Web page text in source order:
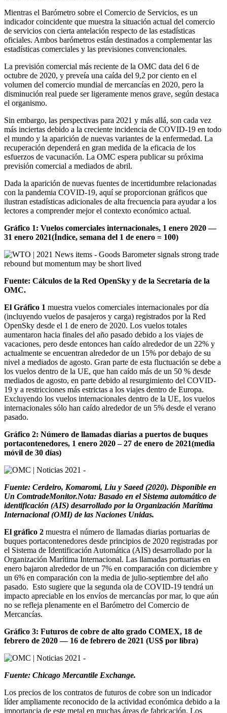
Mientras el Barómetro sobre el Comercio de Servicios, es un
indicador coincidente que muestra la situación actual del comercio
de servicios con cierta antelación respecto de las estadísticas
oficiales. Ambos barómetros están destinados a complementar las
estadísticas comerciales y las previsiones convencionales.
La previsión comercial más reciente de la OMC data del 6 de
octubre de 2020, y preveía una caída del 9,2 por ciento en el
volumen del comercio mundial de mercancías en 2020, pero la
disminución real puede ser ligeramente menos grave, según destaca
el organismo.
Sin embargo, las perspectivas para 2021 y más allá, son cada vez
más inciertas debido a la creciente incidencia de COVID-19 en todo
el mundo y la aparición de nuevas variantes de la enfermedad. La
recuperación dependerá en gran medida de la eficacia de los
esfuerzos de vacunación. La OMC espera publicar su próxima
previsión comercial a mediados de abril.
Dada la aparición de nuevas fuentes de incertidumbre relacionadas
con la pandemia COVID-19, aquí se proporcionan gráficos que
ilustran estadísticas adicionales de alta frecuencia para ayudar a los
lectores a comprender mejor el contexto económico actual.
Gráfico 1: Vuelos comerciales internacionales, 1 enero 2020 —
31 enero 2021(Índice, semana del 1 de enero = 100)
Fuente: Cálculos de la Red OpenSky y de la Secretaría de la
OMC.
El Gráfico 1 muestra vuelos comerciales internacionales por día
(incluyendo vuelos de pasajeros y carga) registrados por la Red
OpenSky desde el 1 de enero de 2020. Los vuelos totales
aumentaron hacia finales del año pasado debido a los viajes de
vacaciones, pero desde entonces han caído alrededor de un 22% y
actualmente se encuentran alrededor de un 15% por debajo de su
nivel a mediados de agosto. Gran parte de esta fluctuación se debe a
los vuelos dentro de la UE, que han caído más de un 50 % desde
mediados de agosto, en parte debido al resurgimiento del COVID-
19 y a restricciones más estrictas a los viajes dentro de Europa.
Excluyendo los vuelos internacionales dentro de la UE, los vuelos
internacionales sólo han caído alrededor de un 5% desde el verano
pasado.
Gráfico 2: Número de llamadas diarias a puertos de buques
portacontenedores, 1 enero 2020 – 27 de enero de 2021(media
móvil de 30 días)
Fuente: Cerdeiro, Komaromi, Liu y Saeed (2020). Disponible en
Un ComtradeMonitor.Nota: Basado en el Sistema automático de
identificación (AIS) desarrollado por la Organización Marítima
Internacional (OMI) de las Naciones Unidas.
El gráfico 2 muestra el número de llamadas diarias portuarias de
buques portacontenedores desde principios de 2020 registradas por
el Sistema de Identificación Automática (AIS) desarrollado por la
Organización Marítima Internacional. Las llamadas portuarias en
enero bajaron alrededor de un 7% en comparación con diciembre y
un 6% en comparación con la media de julio-septiembre del año
pasado. Esto sugiere que la segunda ola de COVID-19 tendrá un
impacto apreciable en los envíos de mercancías por mar, lo que aún
no se refleja plenamente en el Barómetro del Comercio de
Mercancías.
Gráfico 3: Futuros de cobre de alto grado COMEX, 18 de
febrero de 2020 — 16 de febrero de 2021 (US$ por libra)
Fuente: Chicago Mercantile Exchange.
Los precios de los contratos de futuros de cobre son un indicador
líder ampliamente reconocido de la actividad económica debido a la
importancia de este metal en muchas áreas de fabricación. Los